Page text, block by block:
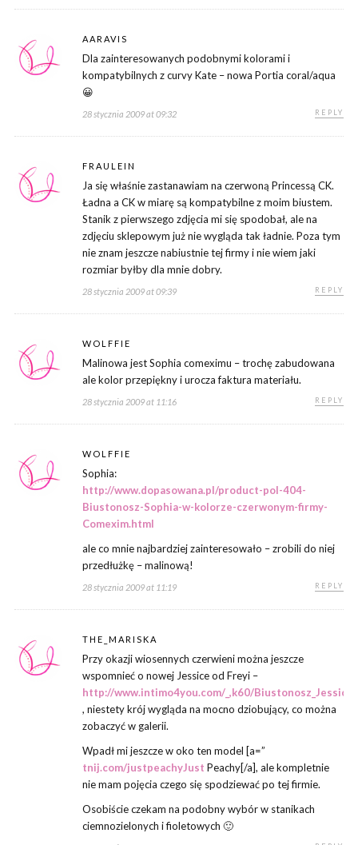
AARAVIS
Dla zainteresowanych podobnymi kolorami i
kompatybilnych z curvy Kate – nowa Portia coral/aqua
😀
28 stycznia 2009 at 09:32 REPLY
FRAULEIN
Ja się właśnie zastanawiam na czerwoną Princessą CK.
Ładna a CK w miarę są kompatybilne z moim biustem.
Stanik z pierwszego zdjęcia mi się spodobał, ale na
zdjęciu sklepowym już nie wygląda tak ładnie. Poza tym
nie znam jeszcze nabiustnie tej firmy i nie wiem jaki
rozmiar byłby dla mnie dobry.
28 stycznia 2009 at 09:39 REPLY
WOLFFIE
Malinowa jest Sophia comeximu – trochę zabudowana
ale kolor przepiękny i urocza faktura materiału.
28 stycznia 2009 at 11:16 REPLY
WOLFFIE
Sophia:
http://www.dopasowana.pl/product-pol-404-
Biustonosz-Sophia-w-kolorze-czerwonym-firmy-
Comexim.html
ale co mnie najbardziej zainteresowało – zrobili do niej
przedłużkę – malinową!
28 stycznia 2009 at 11:19 REPLY
THE_MARISKA
Przy okazji wiosennych czerwieni można jeszcze
wspomnieć o nowej Jessice od Freyi –
http://www.intimo4you.com/_,k60/
, niestety krój wygląda na mocno dziobujący, co można
zobaczyć w galerii.
Wpadł mi jeszcze w oko ten model [a=”
tnij.com/justpeachyJust Peachy[/a], ale kompletnie
nie mam pojęcia czego się spodziewać po tej firmie.
Osobiście czekam na podobny wybór w stanikach
ciemnozielonych i fioletowych 🙂